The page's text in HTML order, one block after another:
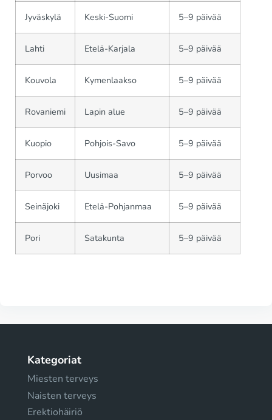
Jyväskylä Keski-Suomi 5–9 päivää
Lahti Etelä-Karjala 5–9 päivää
Kouvola Kymenlaakso 5–9 päivää
Rovaniemi Lapin alue 5–9 päivää
Kuopio Pohjois-Savo 5–9 päivää
Porvoo Uusimaa 5–9 päivää
Seinäjoki Etelä-Pohjanmaa 5–9 päivää
Pori Satakunta 5–9 päivää
Kategoriat
Miesten terveys
Naisten terveys
Erektiohäiriö